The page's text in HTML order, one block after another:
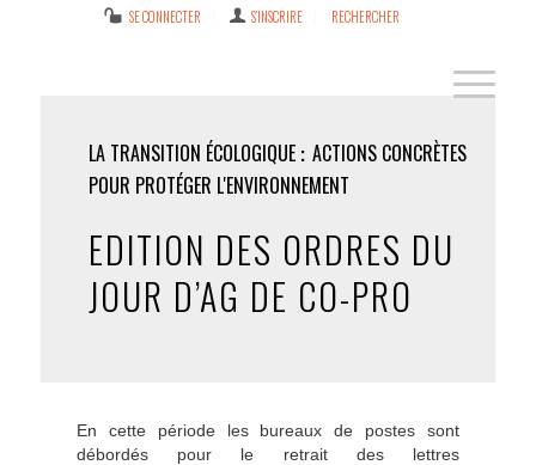
SE CONNECTER S’INSCRIRE RECHERCHER
LA TRANSITION ÉCOLOGIQUE
ACTIONS CONCRÈTES
POUR PROTÉGER L'ENVIRONNEMENT
EDITION DES ORDRES DU
JOUR D’AG DE CO-PRO
En cette période les bureaux de postes sont
débordés pour le retrait des lettres